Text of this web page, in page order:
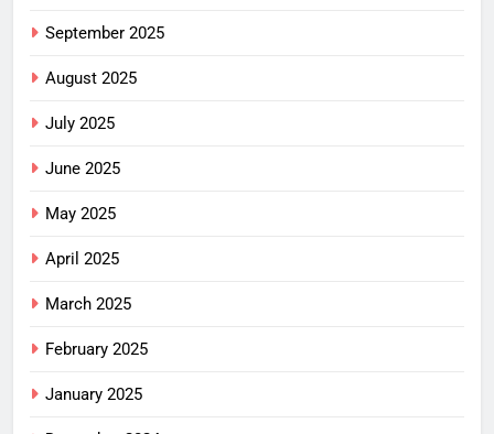
September 2025
August 2025
July 2025
June 2025
May 2025
April 2025
March 2025
February 2025
January 2025